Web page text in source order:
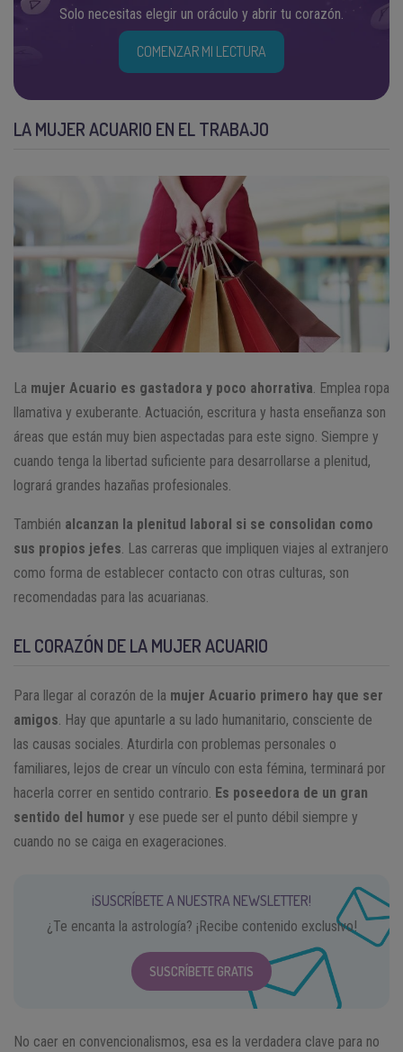
Solo necesitas elegir un oráculo y abrir tu corazón.
COMENZAR MI LECTURA
LA MUJER ACUARIO EN EL TRABAJO
La mujer Acuario es gastadora y poco ahorrativa. Emplea ropa
llamativa y exuberante. Actuación, escritura y hasta enseñanza son
áreas que están muy bien aspectadas para este signo. Siempre y
cuando tenga la libertad suficiente para desarrollarse a plenitud,
logrará grandes hazañas profesionales.
También alcanzan la plenitud laboral si se consolidan como
sus propios jefes. Las carreras que impliquen viajes al extranjero
como forma de establecer contacto con otras culturas, son
recomendadas para las acuarianas.
EL CORAZÓN DE LA MUJER ACUARIO
Para llegar al corazón de la mujer Acuario primero hay que ser
amigos. Hay que apuntarle a su lado humanitario, consciente de
las causas sociales. Aturdirla con problemas personales o
familiares, lejos de crear un vínculo con esta fémina, terminará por
hacerla correr en sentido contrario. Es poseedora de un gran
sentido del humor y ese puede ser el punto débil siempre y
cuando no se caiga en exageraciones.
¡SUSCRÍBETE A NUESTRA NEWSLETTER!
¿Te encanta la astrología? ¡Recibe contenido exclusivo!
SUSCRÍBETE GRATIS
No caer en convencionalismos, esa es la verdadera clave para no